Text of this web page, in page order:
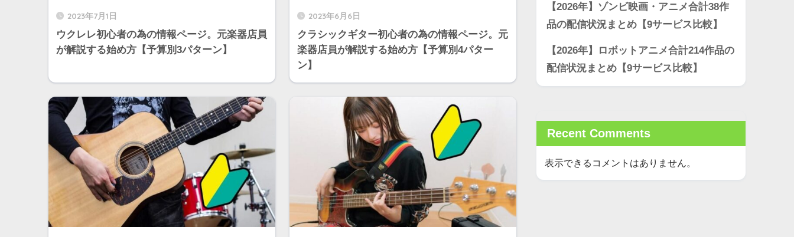
2023年7月1日
ウクレレ初心者の為の情報ページ。元楽器店員
が解説する始め方【予算別3パターン】
2023年6月6日
クラシックギター初心者の為の情報ページ。元
楽器店員が解説する始め方【予算別4パター
ン】
【2026年】ゾンビ映画・アニメ合計38作
品の配信状況まとめ【9サービス比較】
【2026年】ロボットアニメ合計214作品の
配信状況まとめ【9サービス比較】
Recent Comments
表示できるコメントはありません。